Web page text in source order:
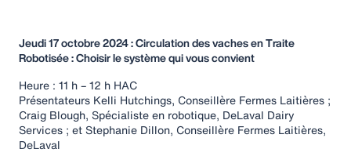
Jeudi 17 octobre 2024 : Circulation des vaches en Traite
Robotisée : Choisir le système qui vous convient
Heure : 11 h – 12 h HAC
Présentateurs Kelli Hutchings, Conseillère Fermes Laitières ;
Craig Blough, Spécialiste en robotique, DeLaval Dairy
Services ; et Stephanie Dillon, Conseillère Fermes Laitières,
DeLaval